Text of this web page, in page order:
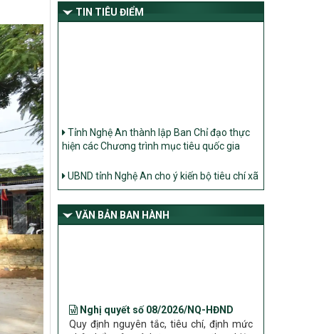
TIN TIÊU ĐIỂM
hiện các Chương trình mục tiêu quốc gia
Nông thôn mới
Ban Thường vụ Tỉnh ủy Nghệ An ban hành
Chỉ thị về đẩy mạnh thực hiện Chương trình
mục tiêu quốc gia xây dựng nông thôn mới,
tỉnh về tình hình thực hiện các Chương trình
mục tiêu quốc gia trên địa bàn
VĂN BẢN BAN HÀNH
phân bổ ngân sách trung ương thực hiện
Chương trình mục tiêu quốc gia xây dựng